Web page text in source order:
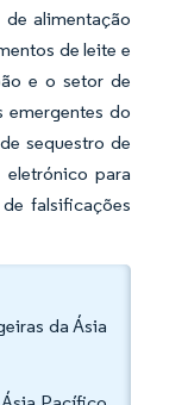
alimentação
de leite e
e o setor de
emergentes do
sequestro de
para
falsificações
da Ásia